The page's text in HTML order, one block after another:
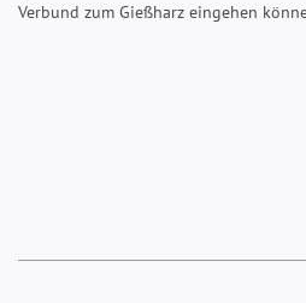
Verbund zum Gießharz eingehen